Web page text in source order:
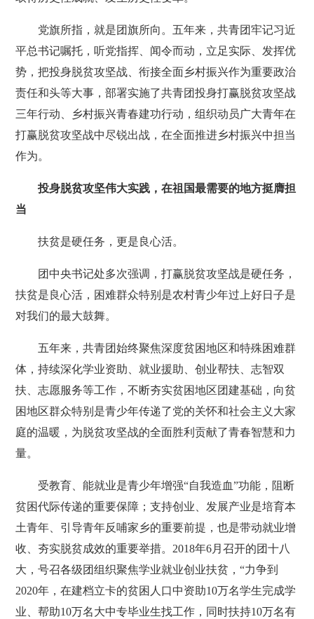
党旗所指，就是团旗所向。五年来，共青团牢记习近
平总书记嘱托，听党指挥、闻令而动，立足实际、发挥优
势，把投身脱贫攻坚战、衔接全面乡村振兴作为重要政治
责任和头等大事，部署实施了共青团投身打赢脱贫攻坚战
三年行动、乡村振兴青春建功行动，组织动员广大青年在
打赢脱贫攻坚战中尽锐出战，在全面推进乡村振兴中担当
作为。
投身脱贫攻坚伟大实践，在祖国最需要的地方挺膺担
当
扶贫是硬任务，更是良心活。
团中央书记处多次强调，打赢脱贫攻坚战是硬任务，
扶贫是良心活，困难群众特别是农村青少年过上好日子是
对我们的最大鼓舞。
五年来，共青团始终聚焦深度贫困地区和特殊困难群
体，持续深化学业资助、就业援助、创业帮扶、志智双
扶、志愿服务等工作，不断夯实贫困地区团建基础，向贫
困地区群众特别是青少年传递了党的关怀和社会主义大家
庭的温暖，为脱贫攻坚战的全面胜利贡献了青春智慧和力
量。
受教育、能就业是青少年增强“自我造血”功能，阻断
贫困代际传递的重要保障；支持创业、发展产业是培育本
土青年、引导青年反哺家乡的重要前提，也是带动就业增
收、夯实脱贫成效的重要举措。2018年6月召开的团十八
大，号召各级团组织聚焦学业就业创业扶贫，“力争到
2020年，在建档立卡的贫困人口中资助10万名学生完成学
业、帮助10万名大中专毕业生找工作，同时扶持10万名有